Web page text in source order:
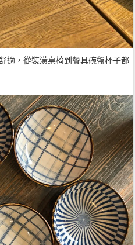
適，從裝潢桌椅到餐具碗盤杯子都